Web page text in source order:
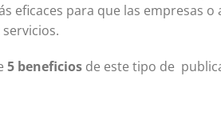
eficaces para que las empresas
5 beneficios de este tipo de